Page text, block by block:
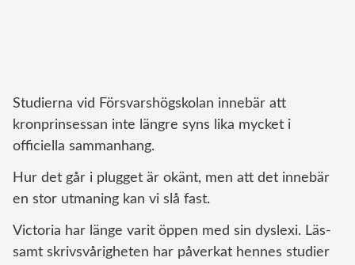
Studierna vid Försvarshögskolan innebär att
kronprinsessan inte längre syns lika mycket i
officiella sammanhang.
Hur det går i plugget är okänt, men att det innebär
en stor utmaning kan vi slå fast.
Victoria har länge varit öppen med sin dyslexi. Läs-
samt skrivsvårigheten har påverkat hennes studier